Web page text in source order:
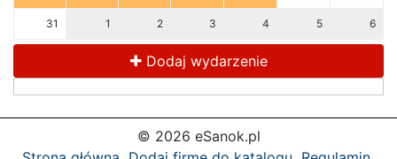
31 1 2 3 4 5 6
Dodaj wydarzenie
© 2026 eSanok.pl